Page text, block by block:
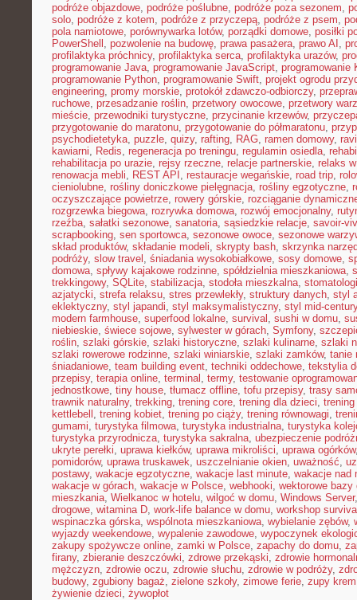
podróże objazdowe, podróże poślubne, podróże poza sezonem,
solo, podróże z kotem, podróże z przyczepą, podróże z psem,
pola namiotowe, porównywarka lotów, porządki domowe, posiłki
PowerShell , pozwolenie na budowę, prawa pasażera, prawo AI ,
profilaktyka próchnicy, profilaktyka serca, profilaktyka urazów,
programowanie Java, programowanie JavaScript, programowanie
programowanie Python, programowanie Swift, projekt ogrodu
engineering, promy morskie, protokół zdawczo-odbiorczy,
ruchowe, przesadzanie roślin, przetwory owocowe, przetwory
mieście, przewodniki turystyczne, przycinanie krzewów,
przygotowanie do maratonu, przygotowanie do półmaratonu,
psychodietetyka, puzzle, quizy, rafting, RAG, ramen domowy,
kawiarni, Redis, regeneracja po treningu, regulamin osiedla,
rehabilitacja po urazie, rejsy rzeczne, relacje partnerskie, relaks
renowacja mebli, REST API , restauracje wegańskie, road trip,
cieniolubne, rośliny doniczkowe pielęgnacja, rośliny egzotyczne,
oczyszczające powietrze, rowery górskie, rozciąganie
rozgrzewka biegowa, rozrywka domowa, rozwój emocjonalny,
rzeźba, sałatki sezonowe, sanatoria, sąsiedzkie relacje, savoir-
scrapbooking, sen sportowca, sezonowe owoce, sezonowe
skład produktów, składanie modeli, skrypty bash, skrzynka
podróży, slow travel , śniadania wysokobiałkowe, sosy domowe,
domowa, spływy kajakowe rodzinne, spółdzielnia mieszkaniowa,
trekkingowy, SQLite, stabilizacja, stodoła mieszkalna,
azjatycki, strefa relaksu, stres przewlekły, struktury danych, styl
eklektyczny, styl japandi, styl maksymalistyczny, styl mid-century
modern farmhouse, superfood lokalne, survival , sushi w domu,
niebieskie, świece sojowe, sylwester w górach, Symfony,
roślin, szlaki górskie, szlaki historyczne, szlaki kulinarne, szlaki
szlaki rowerowe rodzinne, szlaki winiarskie, szlaki zamków, tanie
śniadaniowe, team building event, techniki oddechowe, tekstylia
przepisy, terapia online, terminal , termy, testowanie
jednostkowe, tiny house, tłumacz offline, tofu przepisy, trasy
trawnik naturalny, trekking, trening core, trening dla dzieci,
kettlebell , trening kobiet, trening po ciąży, trening równowagi,
gumami, turystyka filmowa, turystyka industrialna, turystyka
turystyka przyrodnicza, turystyka sakralna, ubezpieczenie
ukryte perełki, uprawa kiełków, uprawa mikroliści, uprawa ogórków
pomidorów, uprawa truskawek, uszczelnianie okien, uważność,
postawy, wakacje egzotyczne, wakacje last minute, wakacje nad
wakacje w górach, wakacje w Polsce, webhooki, wektorowe bazy
mieszkania, Wielkanoc w hotelu, wilgoć w domu, Windows Server
drogowe, witamina D, work-life balance w domu, workshop
wspinaczka górska, wspólnota mieszkaniowa, wybielanie zębów,
wyjazdy weekendowe, wypalenie zawodowe, wypoczynek
zakupy spożywcze online, zamki w Polsce, zapachy do domu,
firany, zbieranie deszczówki, zdrowe przekąski, zdrowie
mężczyzn, zdrowie oczu, zdrowie słuchu, zdrowie w podróży,
budowy, zgubiony bagaż, zielone szkoły, zimowe ferie, zupy krem
żywienie dzieci, żywopłot